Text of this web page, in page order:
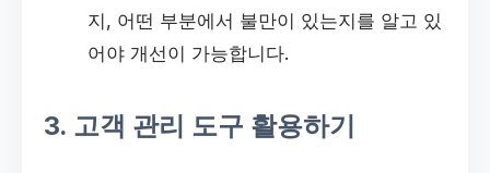
지, 어떤 부분에서 불만이 있는지를 알고 있
어야 개선이 가능합니다.
3. 고객 관리 도구 활용하기